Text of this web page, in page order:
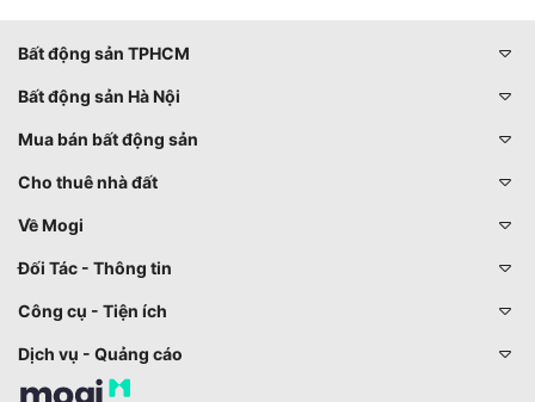
Bất động sản TPHCM
Bất động sản Hà Nội
Mua bán bất động sản
Cho thuê nhà đất
Về Mogi
Đối Tác - Thông tin
Công cụ - Tiện ích
Dịch vụ - Quảng cáo